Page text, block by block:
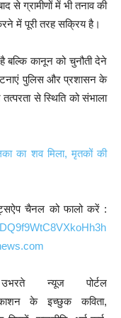
से ग्रामीणों में भी तनाव की
में पूरी तरह सक्रिय है।
बल्कि कानून को चुनौती देने
पुलिस और प्रशासन के
से स्थिति को संभाला
का शव मिला, मृतकों की
चैनल को फालो करें :
न्यूज पोर्टल
के इच्छुक कविता,